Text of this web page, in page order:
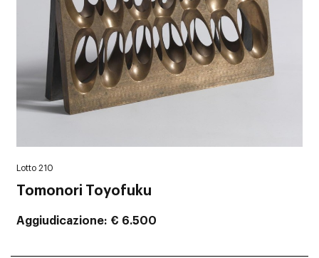
Lotto 210
Tomonori Toyofuku
Aggiudicazione € 6.500